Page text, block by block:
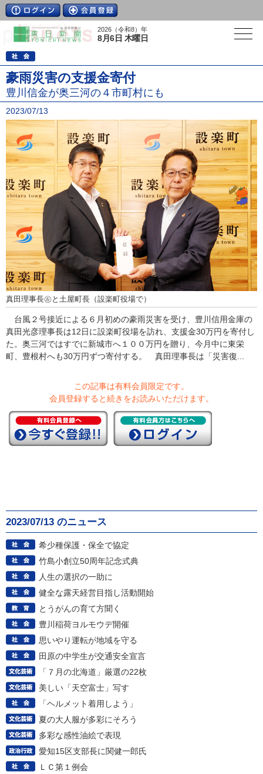
2026（令和8）年
8月6日 木曜日
豪雨災害の支援金寄付
豊川信金が奥三河の４市町村にも
2023/07/13
真田理事長㊧と土屋町長（設楽町役場で）
台風２号接近による６月初めの豪雨災害を受け、豊川信用金庫の
真田光彦理事長は12日に設楽町役場を訪れ、支援金30万円を寄付し
た。奥三河ではすでに新城市へ１００万円を贈り、今月中に東栄
町、豊根村へも30万円ずつ寄付する。 真田理事長は「災害復...
この記事は有料会員限定です。
会員登録すると続きをお読みいただけます。
2023/07/13 のニュース
希少種保護・保全で協定
竹島小創立50周年記念式典
人生の選択の一助に
健全な露天経営目指し活動開始
とうがんの育て方聞く
豊川稲荷ヨルモウデ開催
思いやり運転が地域を守る
田原の中学生が交通安全宣言
「７月の北海道」厳選の22枚
美しい「天空富士」写す
「ヘルメット着用しよう」
夏の大人服が多彩にそろう
多彩な感性油絵で表現
愛知15区支部長に関健一郎氏
ＬＣ第１例会